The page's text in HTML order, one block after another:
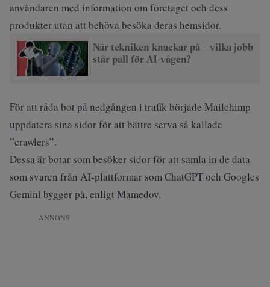
användaren med information om företaget och dess
produkter utan att behöva besöka deras hemsidor.
När tekniken knackar på – vilka jobb
står pall för AI-vågen?
För att råda bot på nedgången i trafik började Mailchimp
uppdatera sina sidor för att bättre serva så kallade
”crawlers”.
Dessa är botar som besöker sidor för att samla in de data
som svaren från AI-plattformar som ChatGPT och Googles
Gemini bygger på, enligt Mamedov.
ANNONS